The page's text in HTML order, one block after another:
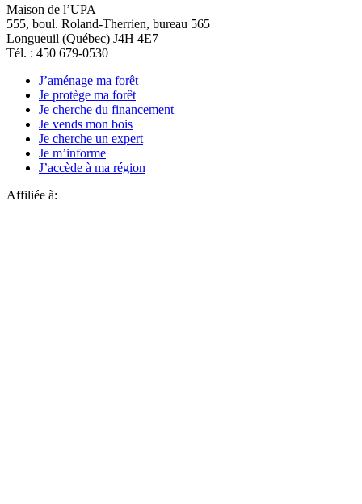
Maison de l’UPA
555, boul. Roland-Therrien, bureau 565
Longueuil (Québec) J4H 4E7
Tél. : 450 679-0530
J’aménage ma forêt
Je protège ma forêt
Je cherche du financement
Je vends mon bois
Je cherche un expert
Je m’informe
J’accède à ma région
Affiliée à: